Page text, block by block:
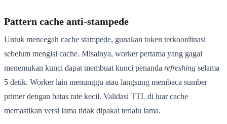
Pattern cache anti-stampede
Untuk mencegah cache stampede, gunakan token terkoordinasi
sebelum mengisi cache. Misalnya, worker pertama yang gagal
menemukan kunci dapat membuat kunci penanda refreshing selama
5 detik. Worker lain menunggu atau langsung membaca sumber
primer dengan batas rate kecil. Validasi TTL di luar cache
memastikan versi lama tidak dipakai terlalu lama.